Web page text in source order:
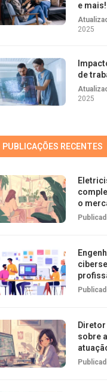
e mais!
2025
de
2025
PUBLICAÇÕES RECENTES
o
sobre